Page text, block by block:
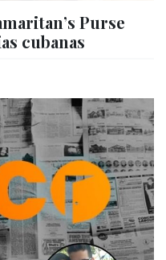
Purse
cubanas